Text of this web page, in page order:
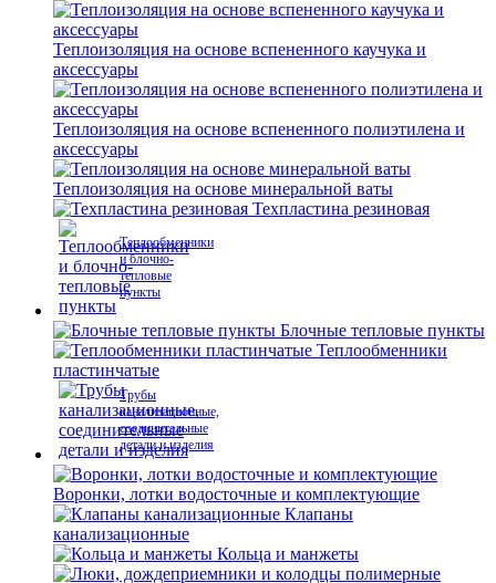
Теплоизоляция на основе вспененного каучука и
аксессуары
Теплоизоляция на основе вспененного полиэтилена и
аксессуары
Теплоизоляция на основе минеральной ваты
Техпластина резиновая
Теплообменники
и блочно-
тепловые
пункты
Блочные тепловые пункты
Теплообменники
пластинчатые
Трубы
канализационные,
соединительные
детали и изделия
Воронки, лотки водосточные и комплектующие
Клапаны
канализационные
Кольца и манжеты